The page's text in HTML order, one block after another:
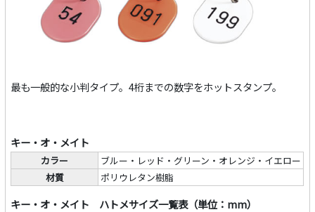
最も一般的な小判タイプ。4桁までの数字をホットスタンプ。
キー・オ・メイト
カラー
ブルー・レッド・グリーン・オレンジ・イエロー
材質
ポリウレタン樹脂
キー・オ・メイト ハトメサイズ一覧表（単位：mm）